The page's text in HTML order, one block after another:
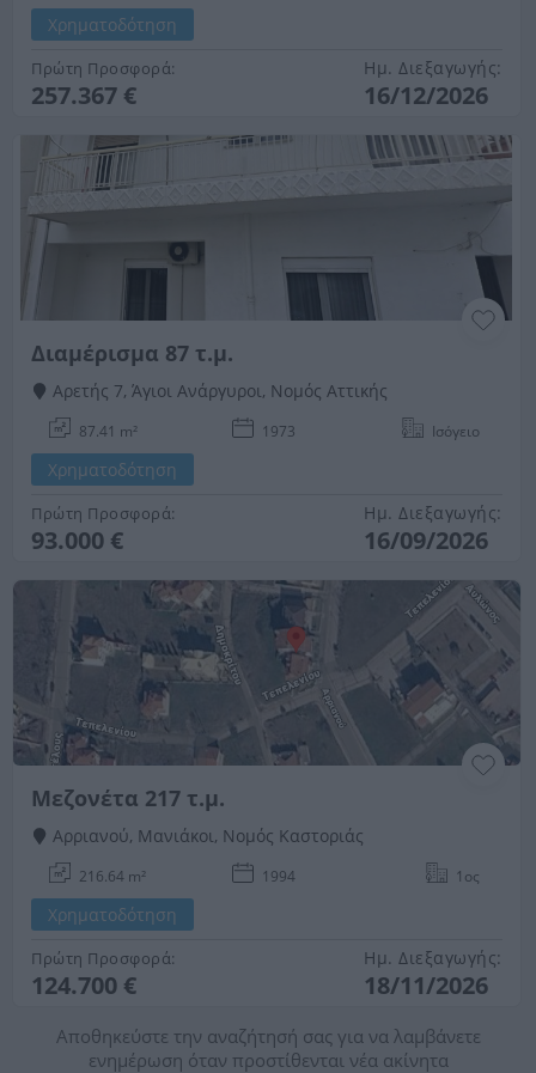
Χρηματοδότηση
Πρώτη Προσφορά:
257.367 €
Ημ. Διεξαγωγής:
16/12/2026
Διαμέρισμα 87 τ.μ.
Αρετής 7, Άγιοι Ανάργυροι, Νομός Αττικής
87.41 m² 1973 Ισόγειο
Χρηματοδότηση
Πρώτη Προσφορά:
93.000 €
Ημ. Διεξαγωγής:
16/09/2026
Μεζονέτα 217 τ.μ.
Αρριανού, Μανιάκοι, Νομός Καστοριάς
216.64 m² 1994 1ος
Χρηματοδότηση
Πρώτη Προσφορά:
124.700 €
Ημ. Διεξαγωγής:
18/11/2026
Αποθηκεύστε την αναζήτησή σας για να λαμβάνετε
ενημέρωση όταν προστίθενται νέα ακίνητα